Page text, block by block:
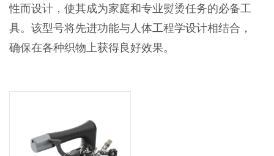
性而设计，使其成为家庭和专业熨烫任务的必备工
具。该型号将先进功能与人体工程学设计相结合，
确保在各种织物上获得良好效果。